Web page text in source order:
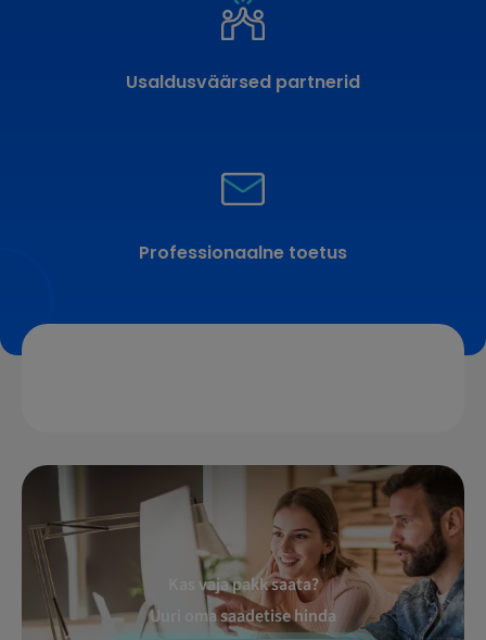
Usaldusväärsed partnerid
Professionaalne toetus
Kas vaja pakk saata?
Uuri oma saadetise hinda